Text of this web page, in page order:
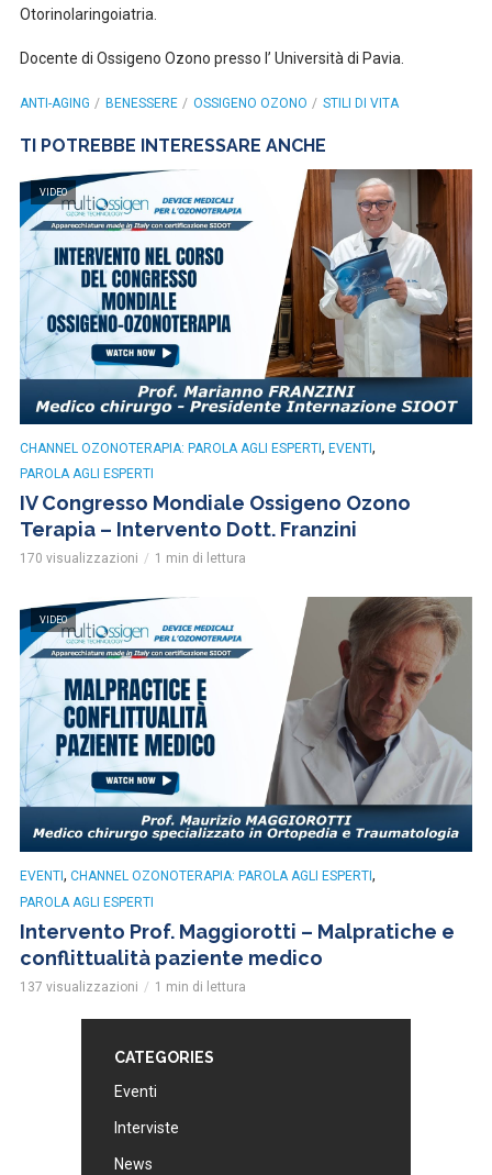
Otorinolaringoiatria.
Docente di Ossigeno Ozono presso l’ Università di Pavia.
ANTI-AGING BENESSERE OSSIGENO OZONO STILI DI VITA
TI POTREBBE INTERESSARE ANCHE
VIDEO
CHANNEL OZONOTERAPIA: PAROLA AGLI ESPERTI , EVENTI ,
PAROLA AGLI ESPERTI
IV Congresso Mondiale Ossigeno Ozono
Terapia – Intervento Dott. Franzini
170 visualizzazioni 1 min di lettura
VIDEO
EVENTI , CHANNEL OZONOTERAPIA: PAROLA AGLI ESPERTI ,
PAROLA AGLI ESPERTI
Intervento Prof. Maggiorotti – Malpratiche e
conflittualità paziente medico
137 visualizzazioni 1 min di lettura
CATEGORIES
Eventi
Interviste
News